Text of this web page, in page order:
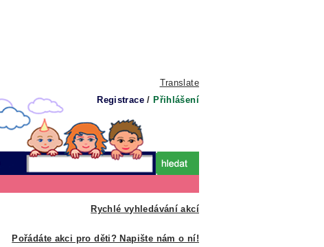
Translate
Registrace / Přihlášení
Rychlé vyhledávání akcí
Pořádáte akci pro děti? Napište nám o ní!